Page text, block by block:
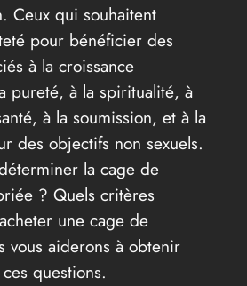
Ceux qui souhaitent
pour bénéficier des
à la croissance
pureté, à la spiritualité, à
à la soumission, et à la
des objectifs non sexuels.
la cage de
? Quels critères
une cage de
vous aiderons à obtenir
questions.